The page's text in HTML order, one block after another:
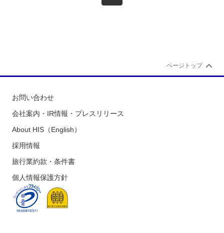
お問い合わせ
会社案内・IR情報・プレスリリース
About HIS（English）
採用情報
旅行業約款・条件書
個人情報保護方針
ページトップ